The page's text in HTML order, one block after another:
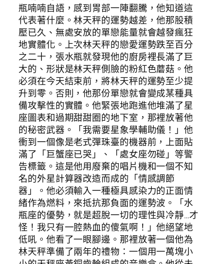
瓶喃喃自語，感到胃部一陣翻騰，他知道這
代表著什麼。林天秤的運勢越差，他那股積
壓已久、無處安放的單戀能量就會越發瘋狂
地實體化。上次林天秤的戀愛運勢跌至百分
之二十，張水瓶就發現他的廚房裡長滿了巨
大的、形狀是林天秤側臉的粉紅色蘑菇。他
必須在今天結束前，將林天秤的運勢至少提
升到零。否則，他那份單戀就會變成某種具
備攻擊性的實體。他緊張地跑進他堆滿了星
座圖表和過期甜甜圈的地下室，那裡放著他
的秘密武器。「我需要星象學輔助儀！」他
衝到一個像是老式彈珠臺的機器前，上面貼
滿了「巨蟹座已哭」、「處女座勿碰」等警
告標籤。這是他用廢棄的唱片機和一個不知
名的外星計算器改造而成的「情感調節
器」。他必須輸入一種極具感染力的正面情
緒作為燃料，來抵抗那負面的運勢波。「水
瓶座的優勢，就是超脫一切的理性與冷靜…才
怪！我只有一腔熱血的傻氣啊！」他絕望地
低吼。他看了一眼腳邊。那裡放著一個他為
林天秤準備了兩年的禮物：一個用一萬塊小